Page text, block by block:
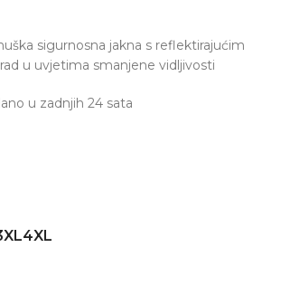
sigurnosna jakna s reflektirajućim
u uvjetima smanjene vidljivosti
u zadnjih 24 sata
4XL